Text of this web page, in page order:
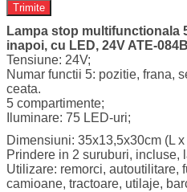
Trimite
Lampa stop multifunctionala
inapoi, cu LED, 24V ATE-
Tensiune: 24V;
Numar functii 5: pozitie, frana,
ceata.
5 compartimente;
Iluminare: 75 LED-uri;
Dimensiuni: 35x13,5x30cm (L x
Prindere in 2 suruburi, incluse,
Utilizare: remorci, autoutilitare,
camioane, tractoare, utilaje,